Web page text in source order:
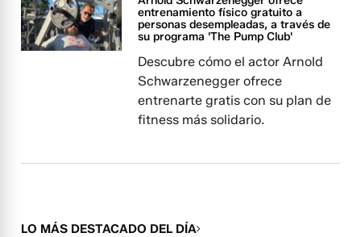
entrenamiento físico gratuito a
personas desempleadas, a través de
su programa 'The Pump Club'
Descubre cómo el actor Arnold
Schwarzenegger ofrece
entrenarte gratis con su plan de
fitness más solidario.
LO MÁS DESTACADO DEL DÍA